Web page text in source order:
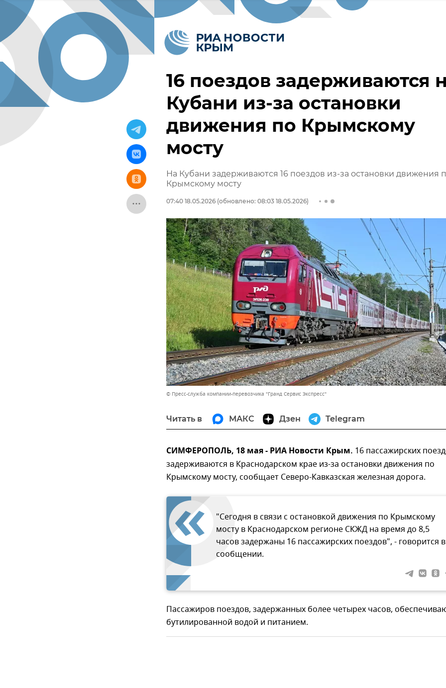
16 поездов задерживаются
Кубани из-за остановки
движения по Крымскому
мосту
На Кубани задерживаются 16 поездов из-за остановки движения
Крымскому мосту
07:40 18.05.2026 (обновлено: 08:03 18.05.2026)
© Пресс-служба компании-перевозчика "Гранд Сервис Экспресс"
Читать в МАКС Дзен Telegram
СИМФЕРОПОЛЬ, 18 мая - РИА Новости Крым. 16 пассажирских
задерживаются в Краснодарском крае из-за остановки движения по
Крымскому мосту, сообщает Северо-Кавказская железная дорога.
"Сегодня в связи с остановкой движения по Крымскому
мосту в Краснодарском регионе СКЖД на время до 8,5
часов задержаны 16 пассажирских поездов", - говорится в
сообщении.
Пассажиров поездов, задержанных более четырех часов,
бутилированной водой и питанием.